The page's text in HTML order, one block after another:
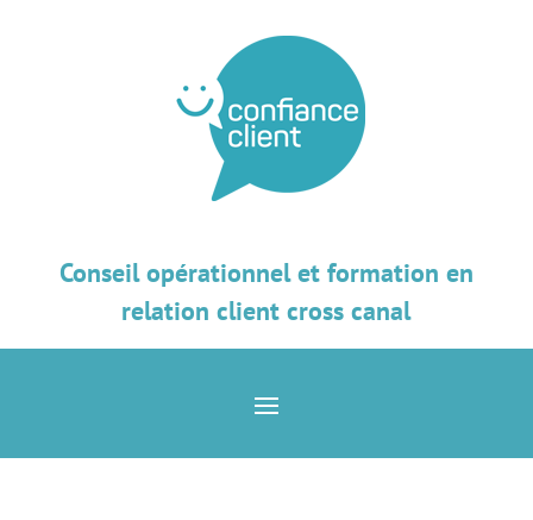
Conseil opérationnel et formation en
relation client cross canal